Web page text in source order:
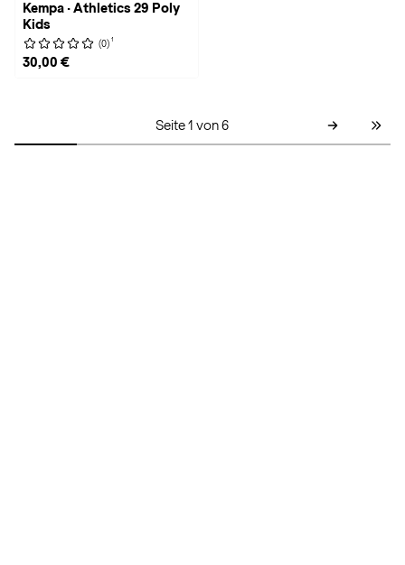
Kempa · Athletics 29 Poly
Kids
(0) 1
30,00 €
Seite 1 von 6